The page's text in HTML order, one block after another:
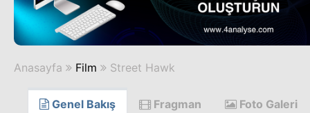
Anasayfa Film Street Hawk
Genel Bakış Fragman Foto Galeri